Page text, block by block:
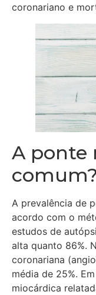
coronariano e
A ponte
comum?
A prevalência de
acordo com o
estudos de
alta quanto 86%.
coronariana
média de 25%.
miocárdica